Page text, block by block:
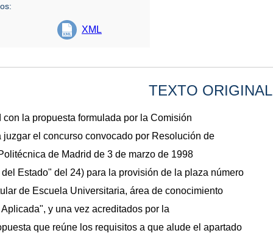
XML
TEXTO ORIGINAL
con la propuesta formulada por la Comisión
juzgar el concurso convocado por Resolución de
de Madrid de 3 de marzo de 1998
Estado" del 24) para la provisión de la plaza número
de Escuela Universitaria, área de conocimiento
y una vez acreditados por la
que reúne los requisitos a que alude el apartado